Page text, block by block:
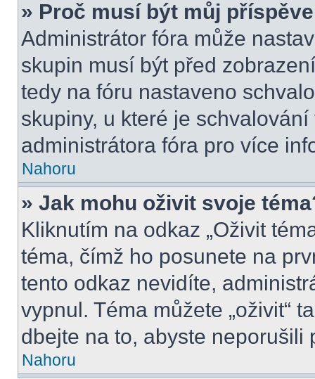
» Proč musí být můj
Administrátor fóra může
skupin musí být před
tedy na fóru nastaveno
skupiny, u které je
administrátora fóra pro více
Nahoru
» Jak mohu oživit svoje
Kliknutím na odkaz „Oživit
téma, čímž ho posunete na
tento odkaz nevidíte,
vypnul. Téma můžete „oživit“
dbejte na to, abyste neporušili
Nahoru